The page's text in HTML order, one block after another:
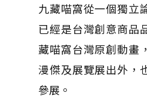
九藏喵窩從一個獨立
已經是台灣創意商品
藏喵窩台灣原創動畫
漫傑及展覽展出外，
參展。